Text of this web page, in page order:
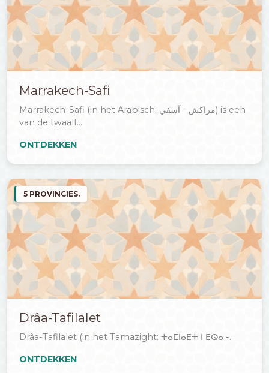
Marrakech-Safi
Marrakech-Safi (in het Arabisch: مراكش - آسفي) is een
van de twaalf...
ONTDEKKEN
5 PROVINCIES.
Drâa-Tafilalet
Drâa-Tafilalet (in het Tamazight: ⵜⴰⵎⵏⴰⴹⵜ ⵏ ⴹⵕⴰ -...
ONTDEKKEN